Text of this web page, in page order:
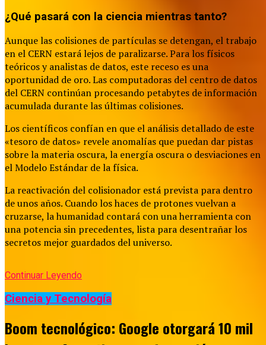
¿Qué pasará con la ciencia mientras tanto?
Aunque las colisiones de partículas se detengan, el trabajo
en el CERN estará lejos de paralizarse. Para los físicos
teóricos y analistas de datos, este receso es una
oportunidad de oro. Las computadoras del centro de datos
del CERN continúan procesando petabytes de información
acumulada durante las últimas colisiones.
Los científicos confían en que el análisis detallado de este
«tesoro de datos» revele anomalías que puedan dar pistas
sobre la materia oscura, la energía oscura o desviaciones en
el Modelo Estándar de la física.
La reactivación del colisionador está prevista para dentro
de unos años. Cuando los haces de protones vuelvan a
cruzarse, la humanidad contará con una herramienta con
una potencia sin precedentes, lista para desentrañar los
secretos mejor guardados del universo.
Continuar Leyendo
Ciencia y Tecnología
Boom tecnológico: Google otorgará 10 mil